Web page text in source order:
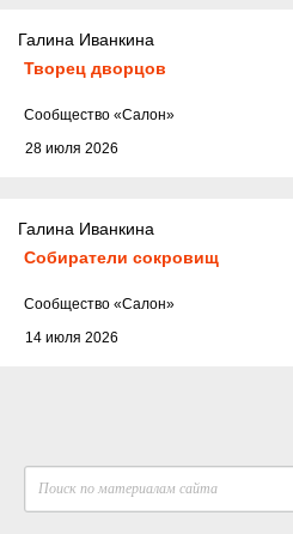
Галина Иванкина
Творец дворцов
28 июля 2026
Cообщество «Салон»
Галина Иванкина
Собиратели сокровищ
14 июля 2026
Cообщество «Салон»